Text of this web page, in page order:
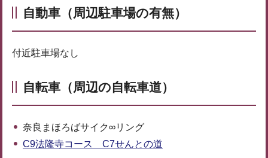
自動車（周辺駐車場の有無）
付近駐車場なし
自転車（周辺の自転車道）
奈良まほろばサイク∞リング
C9法隆寺コース C7せんとの道